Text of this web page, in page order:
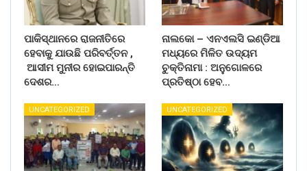
ପାକିସ୍ଥାନରେ ରାଜନୀତିରେ
ହେବାକୁ ଯାଉଛି ପରିବର୍ତ୍ତନ ,
ଆସୀମ ମୁନୀର ହୋଇପାରନ୍ତି
ଦେଶର…
ନାଲକୋ – ଏନଏଲସି ଇଣ୍ଡିଆ
ମଧ୍ୟରେ ମିଳିତ ଉଦ୍ୟମ
ଚୁକ୍ତିନାମା : ଅନୁଗୋଳରେ
ପ୍ରତିଷ୍ଠା ହେବ…
UNCATEGORIZED UNCATEGORIZED